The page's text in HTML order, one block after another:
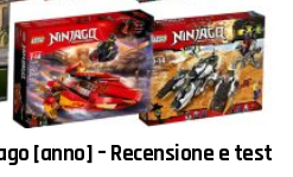
[anno] – Recensione e test